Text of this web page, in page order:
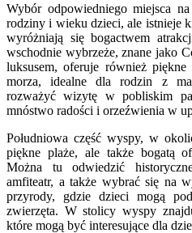
Wybór odpowiedniego miejsca
rodziny i wieku dzieci, ale istnieje
wyróżniają się bogactwem
wschodnie wybrzeże, znane jako
luksusem, oferuje również
morza, idealne dla rodzin z
rozważyć wizytę w pobliskim
mnóstwo radości i orzeźwienia w
Południowa część wyspy, w
piękne plaże, ale także bogatą
Można tu odwiedzić
amfiteatr, a także wybrać się na
przyrody, gdzie dzieci mogą
zwierzęta. W stolicy wyspy
które mogą być interesujące dla